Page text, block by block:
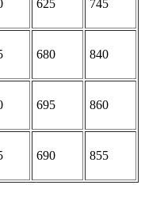
625 745
680 840
695 860
690 855